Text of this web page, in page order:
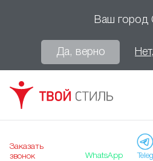
Ваш город
Да, верно
Заказать
звонок
WhatsApp